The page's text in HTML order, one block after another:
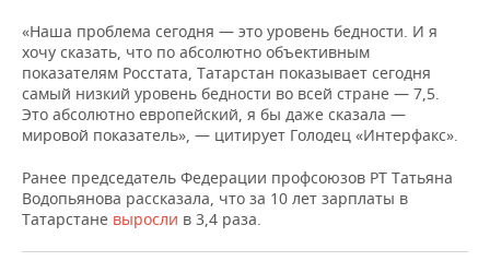
КОМУ ПРИНАДЛЕЖАТ
ТОРГОВЫЕ ЦЕНТРЫ
ТАТАРСТАНА
БЮДЖЕТ
ИНВЕСТИЦИИ
АГРОПРОМ
МАШИНОСТРОЕНИЕ
НЕФТЕХИМИЯ
НЕФТЬ
ОПК
НОВОСТИ АВТО
БИЗНЕС
НОВОСТИ БИЗНЕСА
ТРАНСПОРТ
УСЛУГИ
ТЕХНОЛОГИИ
IT
МЕДИА
НОВОСТИ МЕРОПРИЯТИЙ
ВЫЕЗДНАЯ РЕДАКЦИЯ
СПОРТ
НОВОСТИ СПОРТА
ОБЩЕСТВО
«Наша проблема сегодня — это уровень бедности. И я
хочу сказать, что по абсолютно объективным
показателям Росстата, Татарстан показывает сегодня
самый низкий уровень бедности во всей стране — 7,5.
Это абсолютно европейский, я бы даже сказала —
мировой показатель», — цитирует Голодец «Интерфакс».
Ранее председатель Федерации профсоюзов РТ Татьяна
Водопьянова рассказала, что за 10 лет зарплаты в
Татарстане выросли в 3,4 раза.